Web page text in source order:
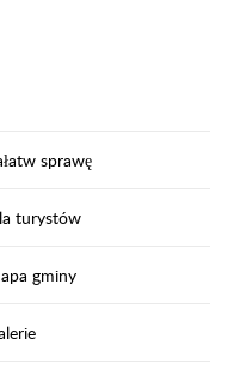
sprawę
turystów
gminy